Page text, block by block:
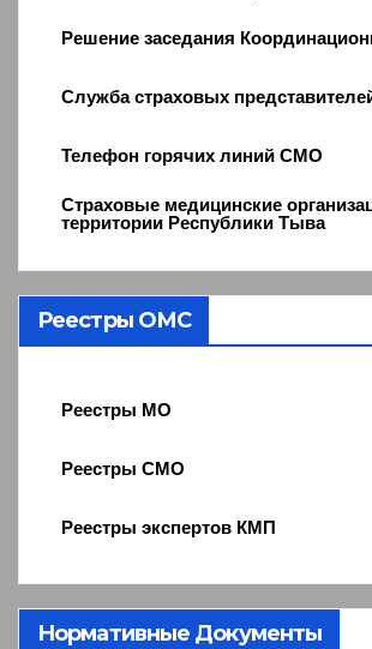
Решение заседания
Служба страховых
Телефон горячих линий СМО
Страховые медицинские
территории Республики Тыва
Реестры ОМС
Реестры МО
Реестры СМО
Реестры экспертов КМП
Нормативные Документы